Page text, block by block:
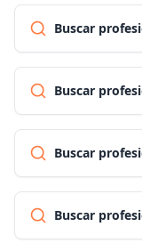
Buscar
Buscar
Buscar
Buscar